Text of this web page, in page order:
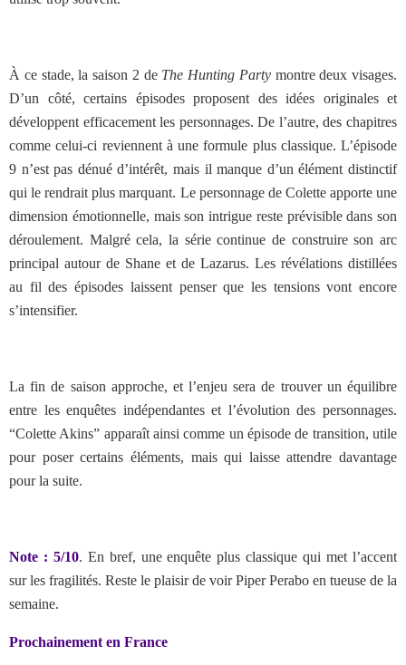
À ce stade, la saison 2 de The Hunting Partymontre deux visages.
D’un côté, certains épisodes proposent des idées originales et
développent efficacement les personnages. De l’autre, des chapitres
comme celui-ci reviennent à une formule plus classique. L’épisode
9 n’est pas dénué d’intérêt, mais il manque d’un élément distinctif
qui le rendrait plus marquant. Le personnage de Colette apporte une
dimension émotionnelle, mais son intrigue reste prévisible dans son
déroulement. Malgré cela, la série continue de construire son arc
principal autour de Shane et de Lazarus. Les révélations distillées
au fil des épisodes laissent penser que les tensions vont encore
s’intensifier.
La fin de saison approche, et l’enjeu sera de trouver un équilibre
entre les enquêtes indépendantes et l’évolution des personnages.
“Colette Akins” apparaît ainsi comme un épisode de transition, utile
pour poser certains éléments, mais qui laisse attendre davantage
pour la suite.
Note : 5/10. En bref, une enquête plus classique qui met l’accent
sur les fragilités. Reste le plaisir de voir Piper Perabo en tueuse de la
semaine.
Prochainement en France